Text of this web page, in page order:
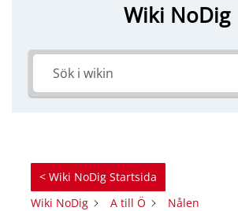
Wiki NoDig
< Wiki NoDig Startsida
Wiki NoDig
A till Ö Nålen